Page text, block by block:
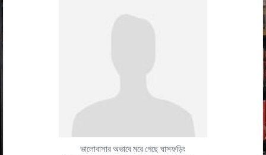
ভালোবাসার অভাবে মরে গেছে ঘাসফড়িং